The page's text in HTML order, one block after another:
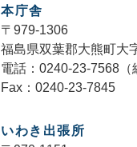
本庁舎
〒979-1306
福島県双葉郡大熊町大
電話：0240-23-7568（
Fax：0240-23-7845
いわき出張所